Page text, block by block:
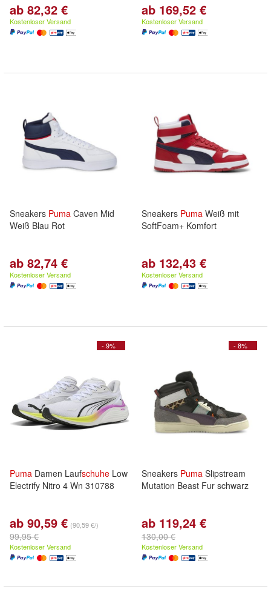
ab 82,32 €
Kostenloser Versand
ab 169,52 €
Kostenloser Versand
Sneakers Puma Caven Mid
Weiß Blau Rot
ab 82,74 €
Kostenloser Versand
Sneakers Puma Weiß mit
SoftFoam+ Komfort
ab 132,43 €
Kostenloser Versand
- 9%
Puma Damen Laufschuhe Low
Electrify Nitro 4 Wn 310788
ab 90,59 € (90,59 €/)
99,95 €
Kostenloser Versand
- 8%
Sneakers Puma Slipstream
Mutation Beast Fur schwarz
ab 119,24 €
130,00 €
Kostenloser Versand